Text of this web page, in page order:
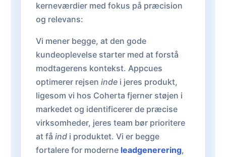
kerneværdier med fokus på præcision
og relevans:
Vi mener begge, at den gode
kundeoplevelse starter med at forstå
modtagerens kontekst. Appcues
optimerer rejsen inde i jeres produkt,
ligesom vi hos Coherta fjerner støjen i
markedet og identificerer de præcise
virksomheder, jeres team bør prioritere
at få ind i produktet. Vi er begge
fortalere for moderne leadgenerering,